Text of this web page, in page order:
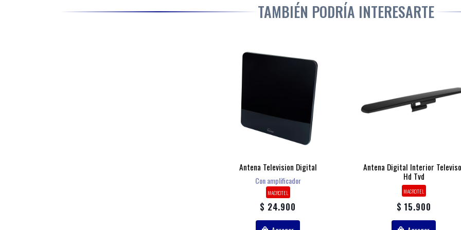
TAMBIÉN PODRÍA INTERESARTE
Antena Television Digital
Con amplificador
MACROTEL
$ 24.900
Antena Digital Interior
Hd Tvd
MACROTEL
$ 15.900